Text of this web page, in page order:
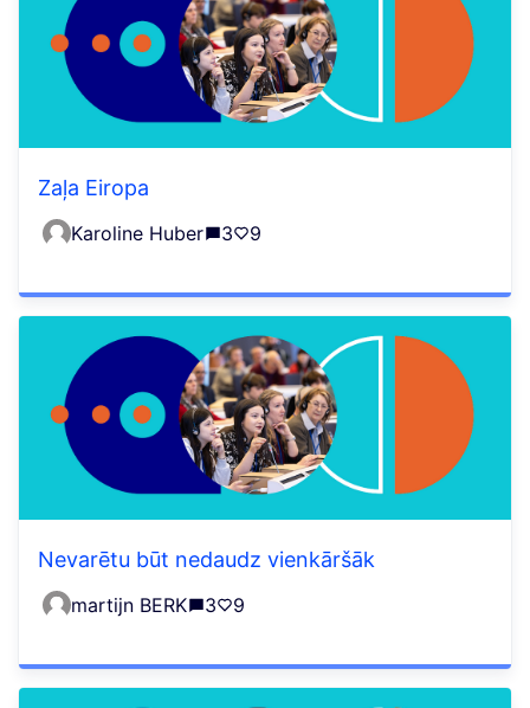
Zaļa Eiropa
Karoline Huber 3 9
Nevarētu būt nedaudz vienkāršāk
martijn BERK 3 9